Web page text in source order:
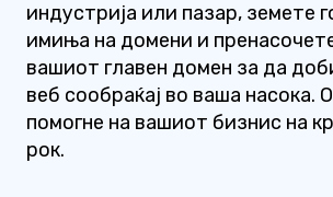
индустрија или пазар, земете
имиња на домени и
вашиот главен домен за да
веб сообраќај во ваша насока.
помогне на вашиот бизнис на
рок.